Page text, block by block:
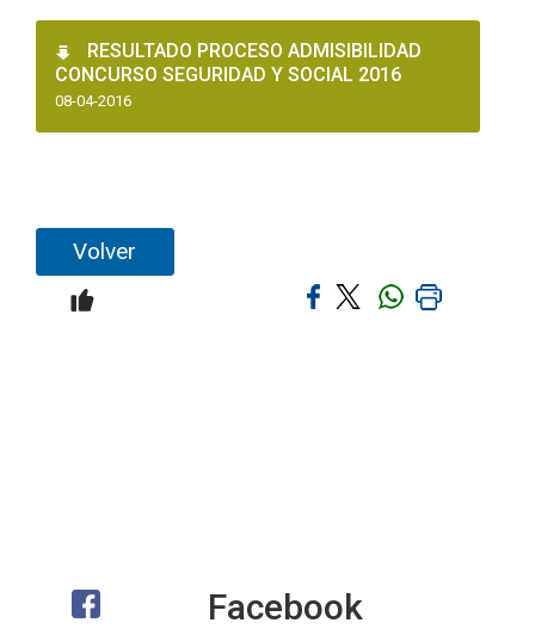
RESULTADO PROCESO ADMISIBILIDAD
CONCURSO SEGURIDAD Y SOCIAL 2016
08-04-2016
Volver
Facebook